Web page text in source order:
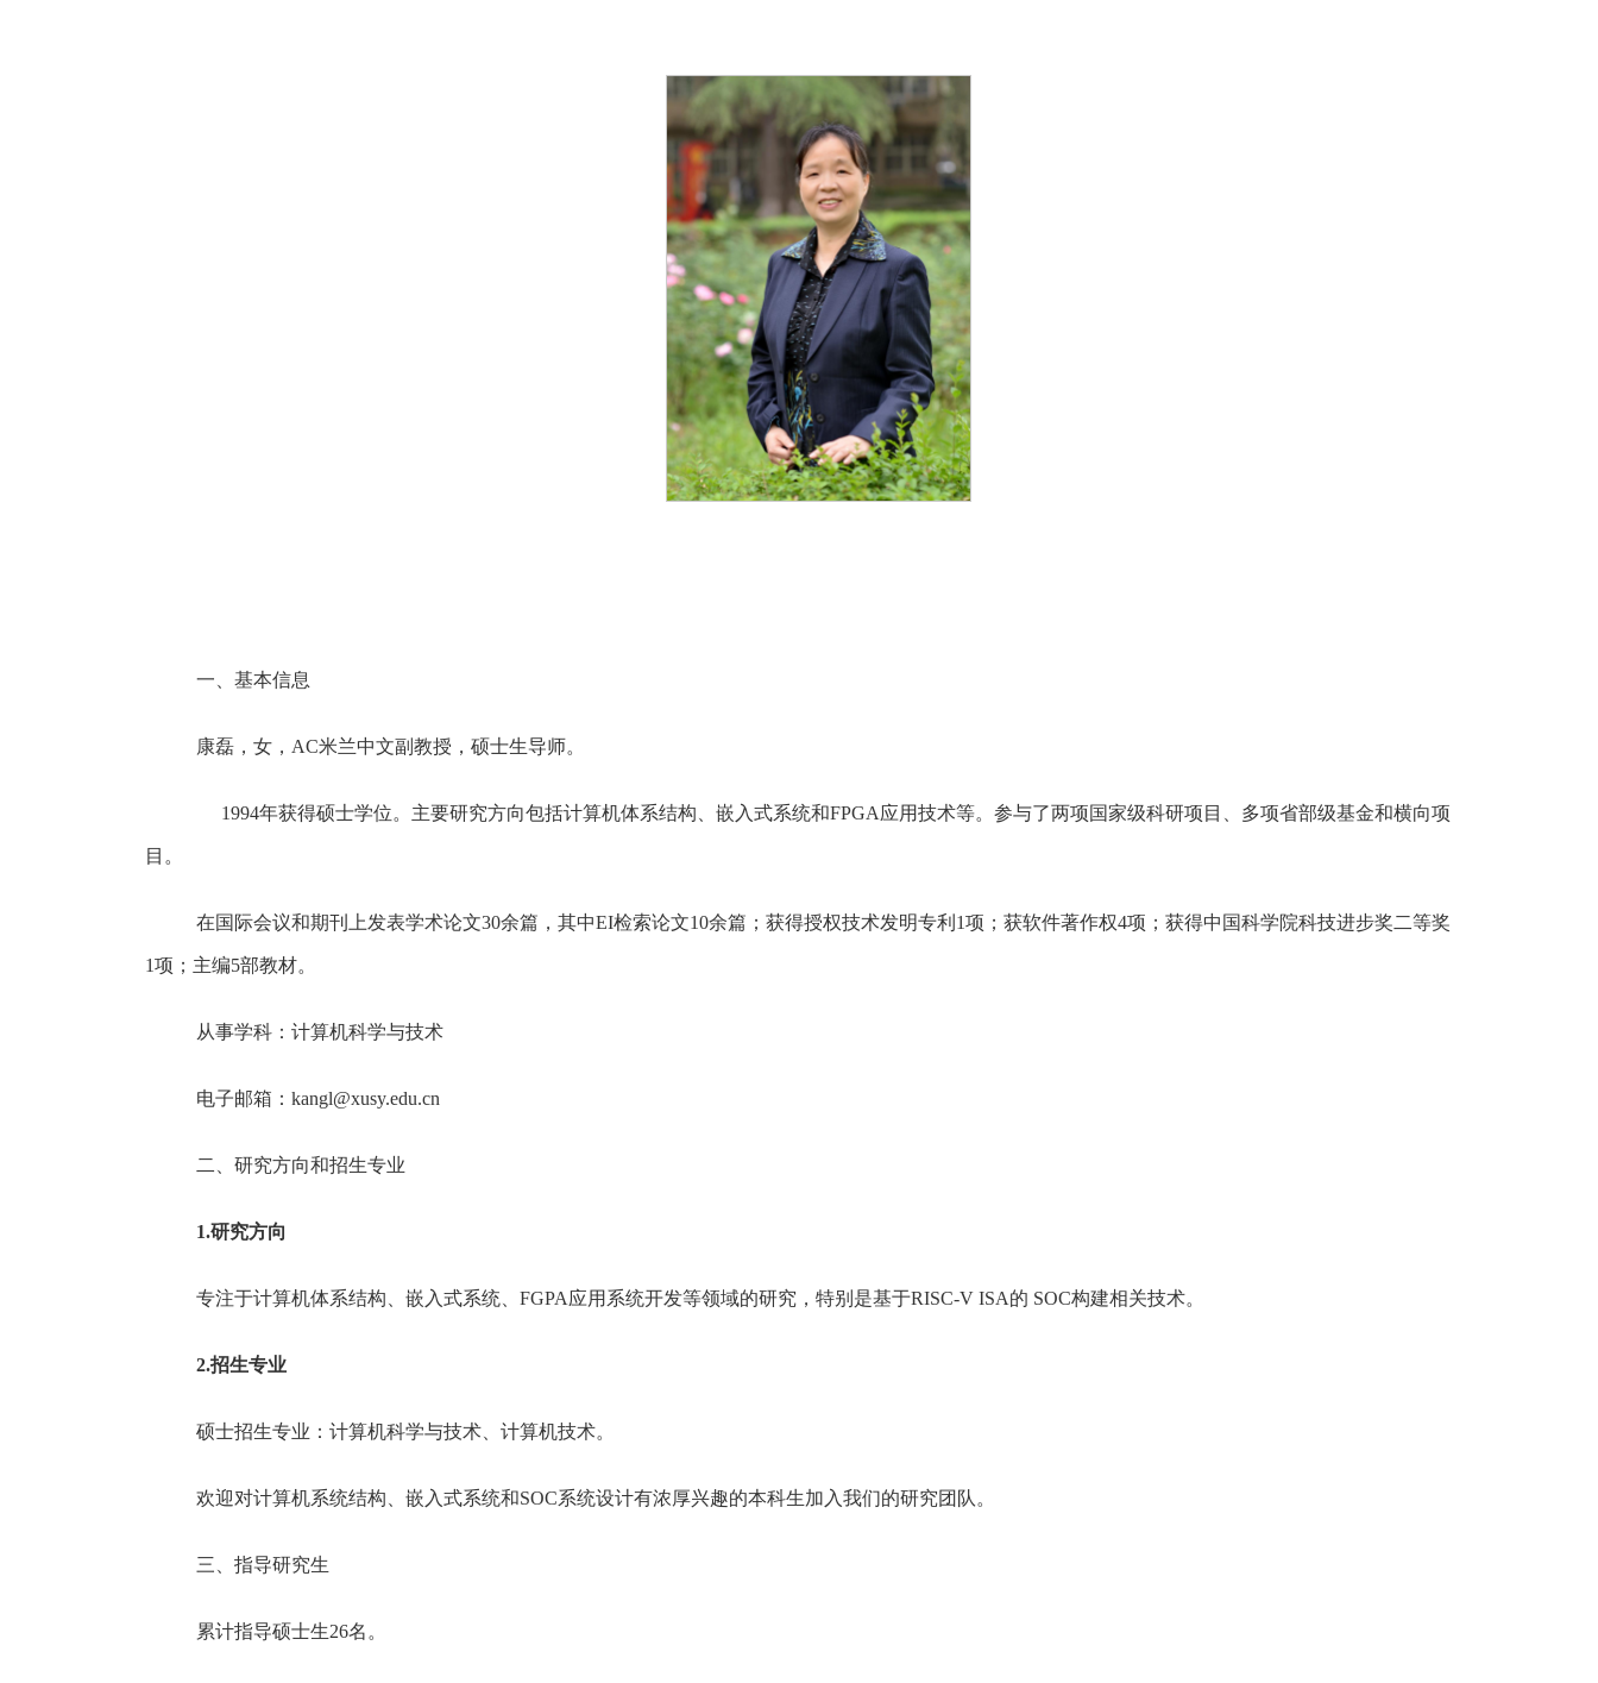
一、基本信息
康磊，女，AC米兰中文副教授，硕士生导师。
1994年获得硕士学位。主要研究方向包括计算机体系结构、嵌入式系统和FPGA应用技术等。参与了两项国家级科研项目、多项省部级基金和横向项
目。
在国际会议和期刊上发表学术论文30余篇，其中EI检索论文10余篇；获得授权技术发明专利 1项；获软件著作权4项；获得中国科学院科技进步奖二等奖
1项；主编5部教材。
从事学科：计算机科学与技术
电子邮箱：kangl@xusy.edu.cn
二、研究方向和招生专业
1.研究方向
专注于计算机体系结构、嵌入式系统、FGPA应用系统开发等领域的研究，特别是基于RISC-V ISA的 SOC构建相关技术。
2.招生专业
硕士招生专业：计算机科学与技术、计算机技术。
欢迎对计算机系统结构、嵌入式系统和SOC系统设计有浓厚兴趣的本科生加入我们的研究团队。
三、指导研究生
累计指导硕士生26名。